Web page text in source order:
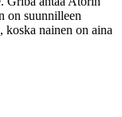
on suunnilleen
koska nainen on aina